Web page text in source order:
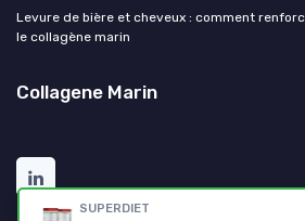
SUPERDIET
Levure de bière et cheveux : comment
le collagène marin
Collagene Marin